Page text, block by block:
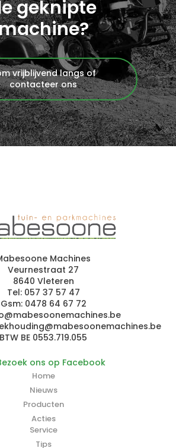
geknipte
vrijblijvend langs of
contacteer ons
Machines
Veurnestraat 27
8640 Vleteren
Tel: 057 37 57 47
Gsm: 0478 64 67 72
abesoonemachines.be
houding@mabesoonemachines.be
BTW BE 0553.719.055
ons op Facebook
Home
Nieuws
Producten
Acties
Service
Tips